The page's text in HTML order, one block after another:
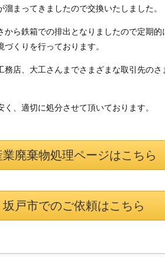
まってきましたので交換いたしました。
ら鉄箱での排出となりましたので定期
くりを行っております。
店、大工さんまでさまざまな取引先の
、適切に処分させて頂いております。
業廃棄物処理ページはこちら
坂戸市でのご依頼はこちら